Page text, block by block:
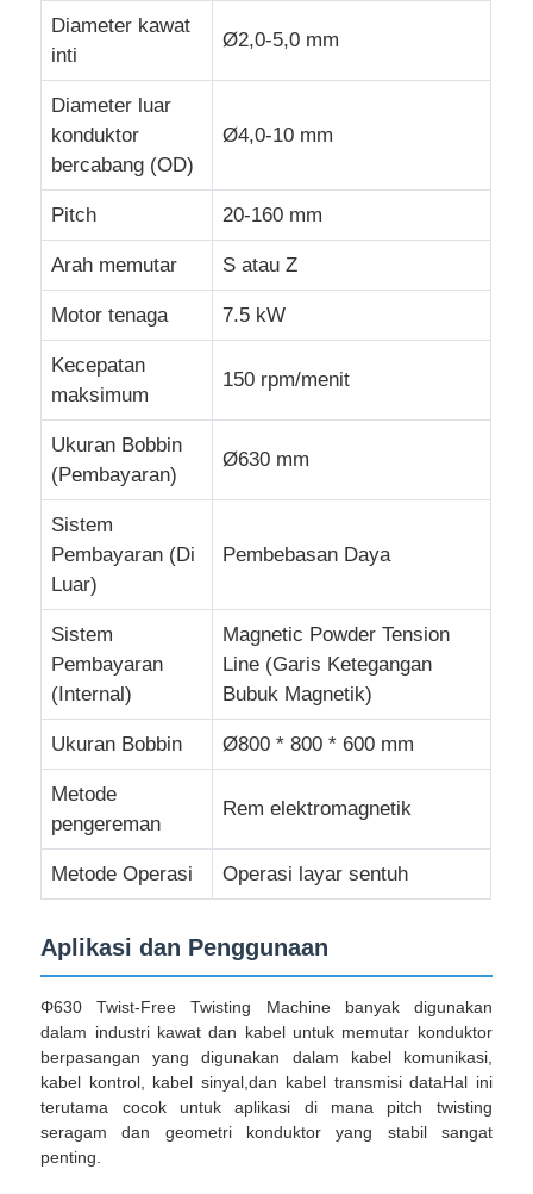
garis ekstrusi kawat
mesin kawat terdampar
Mesin Twist Stranding Ganda
Mesin Lapis Baja
Mesin Pembungkus
Mesin Putar Tunggal
mesin pengkabelan
Mesin Pemutar Pasangan
mesin peletakan kawat
mesin rewinding
mesin tarik
Mesin pengemasan kabel
mesin ekstrusi pengupasan
Diameter kawat
inti
Ø2,0-5,0 mm
Diameter luar
konduktor
bercabang (OD)
Ø4,0-10 mm
Pitch 20-160 mm
Arah memutar S atau Z
Motor tenaga 7.5 kW
Kecepatan
maksimum
150 rpm/menit
Ukuran Bobbin
(Pembayaran)
Ø630 mm
Sistem
Pembayaran (Di
Luar)
Pembebasan Daya
Sistem
Pembayaran
(Internal)
Magnetic Powder Tension
Line (Garis Ketegangan
Bubuk Magnetik)
Ukuran Bobbin Ø800 * 800 * 600 mm
Metode
pengereman
Rem elektromagnetik
Metode Operasi Operasi layar sentuh
Aplikasi dan Penggunaan
Φ630 Twist-Free Twisting Machine banyak digunakan
dalam industri kawat dan kabel untuk memutar konduktor
berpasangan yang digunakan dalam kabel komunikasi,
kabel kontrol, kabel sinyal,dan kabel transmisi dataHal ini
terutama cocok untuk aplikasi di mana pitch twisting
seragam dan geometri konduktor yang stabil sangat
penting.